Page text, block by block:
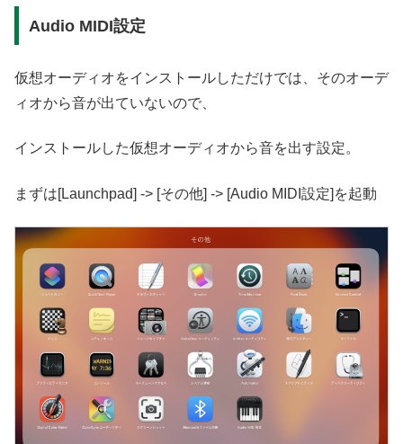
Audio MIDI設定
仮想オーディオをインストールしただけでは、そのオーデ
ィオから音が出ていないので、
インストールした仮想オーディオから音を出す設定。
まずは[Launchpad] -> [その他] -> [Audio MIDI設定]を起動